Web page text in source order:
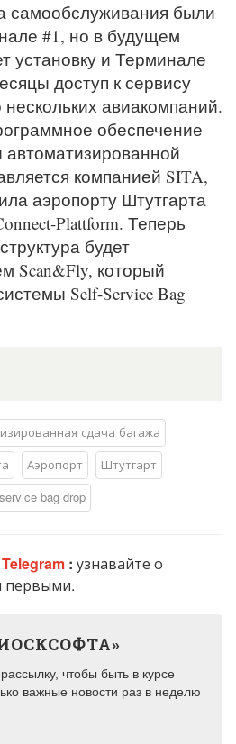
самообслуживания были
#1, но в будущем
установку и Терминале
доступ к сервису
авиакомпаний.
обеспечение
компанией SITA,
аэропорту Штутгарта
Plattform. Теперь
будет
Scan&Fly, который
Self-Service Bag
сдача багажа
Аэропорт
Штутгарт
bag drop
Telegram : узнавайте о
первыми.
чтобы быть в курсе
важные новости раз в неделю